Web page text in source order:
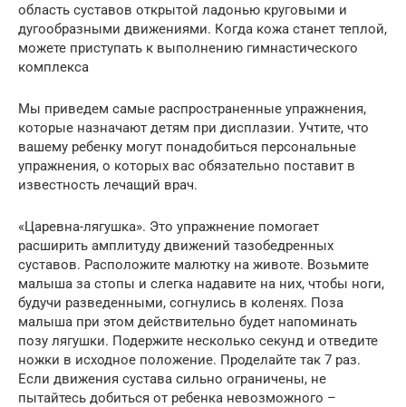
область суставов открытой ладонью круговыми и
дугообразными движениями. Когда кожа станет теплой,
можете приступать к выполнению гимнастического
комплекса
Мы приведем самые распространенные упражнения,
которые назначают детям при дисплазии. Учтите, что
вашему ребенку могут понадобиться персональные
упражнения, о которых вас обязательно поставит в
известность лечащий врач.
«Царевна-лягушка». Это упражнение помогает
расширить амплитуду движений тазобедренных
суставов. Расположите малютку на животе. Возьмите
малыша за стопы и слегка надавите на них, чтобы ноги,
будучи разведенными, согнулись в коленях. Поза
малыша при этом действительно будет напоминать
позу лягушки. Подержите несколько секунд и отведите
ножки в исходное положение. Проделайте так 7 раз.
Если движения сустава сильно ограничены, не
пытайтесь добиться от ребенка невозможного –